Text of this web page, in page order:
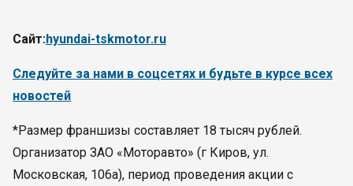
Сайт:hyundai-tskmotor.ru
Следуйте за нами в соцсетях и будьте в курсе всех
новостей
*Размер франшизы составляет 18 тысяч рублей.
Организатор ЗАО «Моторавто» (г Киров, ул.
Московская, 106а), период проведения акции с